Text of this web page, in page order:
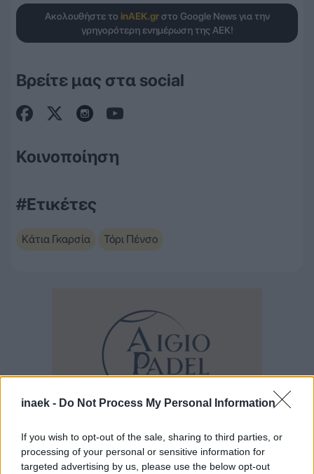
inaek - Do Not Process My Personal Information
If you wish to opt-out of the sale, sharing to third parties, or
processing of your personal or sensitive information for
targeted advertising by us, please use the below opt-out
Ακολουθήστε το inAEK.grστο Google News για την
γρηγορότερη ενημέρωση της ΑΕΚ!
Βρείτε μας στα social
Κοινοποίηση
#Ετικέτες
Κάτια Γκαρσία Τόρι Πένσο